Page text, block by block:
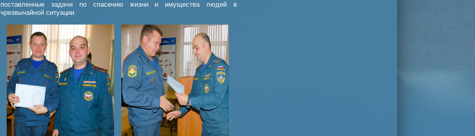
поставленные задачи по спасению жизни и имущества людей в
чрезвычайной ситуации.